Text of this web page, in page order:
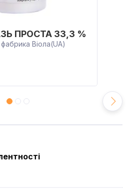
ПРОСТА 33,3 %
Віола(UA)